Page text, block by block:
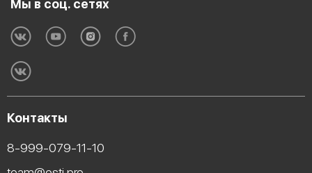
Мы в соц. сетях
Контакты
8-999-079-11-10